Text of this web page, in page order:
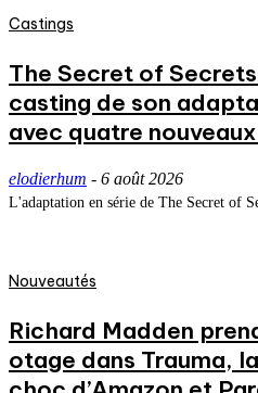
Castings
The Secret of
casting de son
avec quatre
elodierhum - 6 août 2026
L'adaptation en série de The Secret of
Nouveautés
Richard Madden
otage dans Trauma,